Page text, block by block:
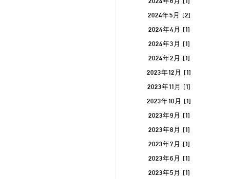
2024年5月 [2]
2024年4月 [1]
2024年3月 [1]
2024年2月 [1]
2023年12月 [1]
2023年11月 [1]
2023年10月 [1]
2023年9月 [1]
2023年8月 [1]
2023年7月 [1]
2023年6月 [1]
2023年5月 [1]